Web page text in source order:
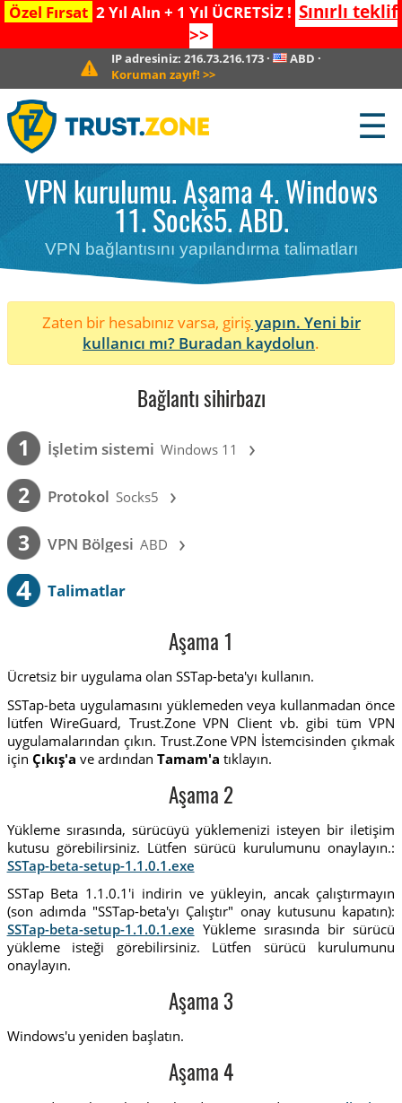
Özel Fırsat 2 Yıl Alın + 1 Yıl ÜCRETSİZ ! Sınırlı teklif
>>
IP adresiniz:216.73.216.173 · ABD ·
Koruman zayıf! >>
☰
VPN kurulumu. Aşama 4. Windows
11. Socks5. ABD.
VPN bağlantısını yapılandırma talimatları
Zaten bir hesabınız varsa, girişyapın. Yeni bir
kullanıcı mı? Buradan kaydolun.
Bağlantı sihirbazı
1 İşletim sistemi Windows 11 ›
2 Protokol Socks5 ›
3 VPN Bölgesi ABD ›
4 Talimatlar
Aşama 1
Ücretsiz bir uygulama olan SSTap-beta'yı kullanın.
SSTap-beta uygulamasını yüklemeden veya kullanmadan önce
lütfen WireGuard, Trust.Zone VPN Client vb. gibi tüm VPN
uygulamalarından çıkın. Trust.Zone VPN İstemcisinden çıkmak
için Çıkış'a ve ardından Tamam'a tıklayın.
Aşama 2
Yükleme sırasında, sürücüyü yüklemenizi isteyen bir iletişim
kutusu görebilirsiniz. Lütfen sürücü kurulumunu onaylayın.:
SSTap-beta-setup-1.1.0.1.exe
SSTap Beta 1.1.0.1'i indirin ve yükleyin, ancak çalıştırmayın
(son adımda "SSTap-beta'yı Çalıştır" onay kutusunu kapatın):
SSTap-beta-setup-1.1.0.1.exe Yükleme sırasında bir sürücü
yükleme isteği görebilirsiniz. Lütfen sürücü kurulumunu
onaylayın.
Aşama 3
Windows'u yeniden başlatın.
Aşama 4